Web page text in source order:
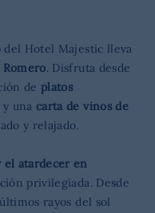
Hotel Majestic lleva
. Disfruta desde
deplatos
y unacarta de vinos de
y relajado.
el atardecer en
privilegiada. Desde
rayos del sol